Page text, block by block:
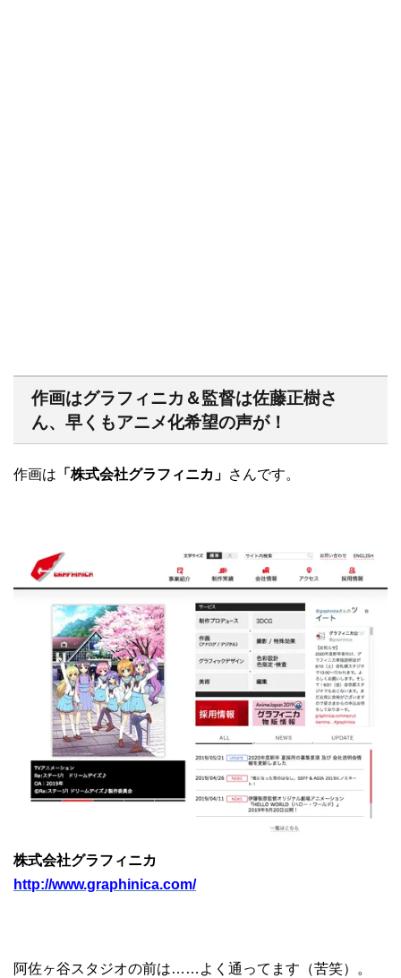
作画はグラフィニカ＆監督は佐藤正樹さ
ん、早くもアニメ化希望の声が！
作画は 「株式会社グラフィニカ」 さんです。
株式会社グラフィニカ
http://www.graphinica.com/
阿佐ヶ谷スタジオの前は……よく通ってます（苦笑）。